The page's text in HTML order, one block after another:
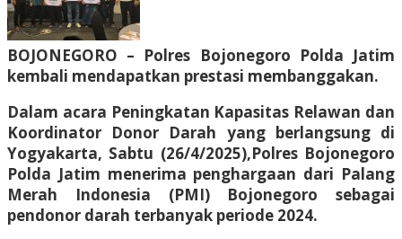
BOJONEGORO – Polres Bojonegoro Polda Jatim
kembali mendapatkan prestasi membanggakan.
Dalam acara Peningkatan Kapasitas Relawan dan
Koordinator Donor Darah yang berlangsung di
Yogyakarta, Sabtu (26/4/2025),Polres Bojonegoro
Polda Jatim menerima penghargaan dari Palang
Merah Indonesia (PMI) Bojonegoro sebagai
pendonor darah terbanyak periode 2024.